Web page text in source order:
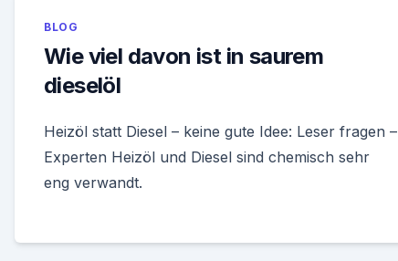
BLOG
Wie viel davon ist in saurem
dieselöl
Heizöl statt Diesel – keine gute Idee: Leser fragen –
Experten Heizöl und Diesel sind chemisch sehr
eng verwandt.